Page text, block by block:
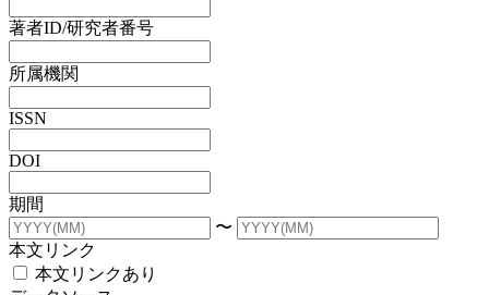
著者ID/研究者番号
所属機関
ISSN
DOI
期間
〜
本文リンク
本文リンクあり